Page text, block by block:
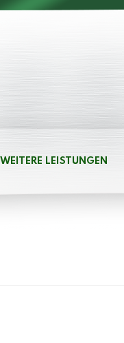
WEITERE LEISTUNGEN